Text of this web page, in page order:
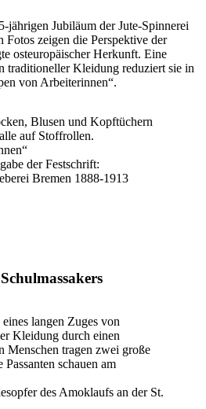
jährigen Jubiläum der Jute-Spinnerei
zeigen die Perspektive der
osteuropäischer Herkunft. Eine
traditioneller Kleidung reduziert sie in
von Arbeiterinnen“.
der Festschrift:
Bremen 1888-1913
des Amoklaufs an der St.